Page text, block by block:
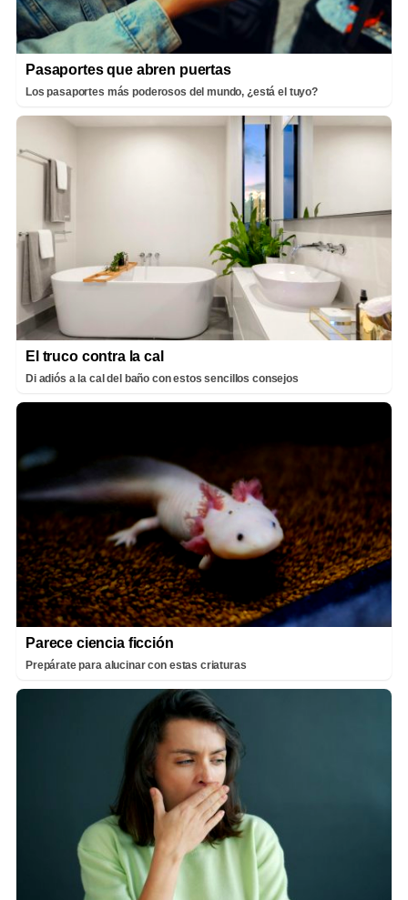
Pasaportes que abren puertas
Los pasaportes más poderosos del mundo, ¿está el tuyo?
El truco contra la cal
Di adiós a la cal del baño con estos sencillos consejos
Parece ciencia ficción
Prepárate para alucinar con estas criaturas